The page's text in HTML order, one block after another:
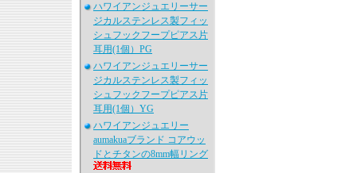
ハワイアンジュエリーサー
ジカルステンレス製フィッ
シュフックフープピアス片
耳用(1個）PG
ハワイアンジュエリーサー
ジカルステンレス製フィッ
シュフックフープピアス片
耳用(1個）YG
ハワイアンジュエリー
aumakuaブランド コアウッ
ドとチタンの8mm幅リング